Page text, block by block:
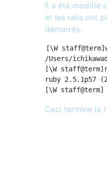
Il a été modifié
et les rails ont
démarrés.
[\W
/Users/
[\W
ruby 2.5.1p57
Ceci termine la